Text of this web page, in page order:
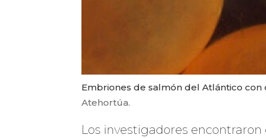
Embriones de salmón del Atlántico
Atehortúa.
Los investigadores